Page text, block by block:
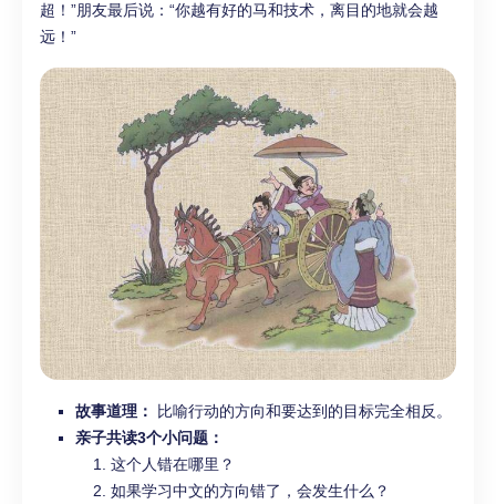
超！”朋友最后说：“你越有好的马和技术，离目的地就会越
远！”
故事道理：
比喻行动的方向和要达到的目标完全相反。
亲子共读3个小问题：
这个人错在哪里？
如果学习中文的方向错了，会发生什么？